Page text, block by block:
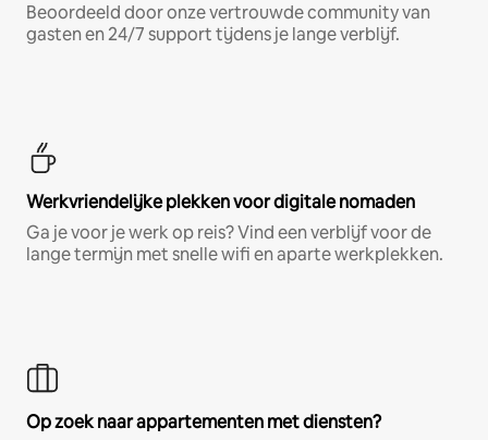
Beoordeeld door onze vertrouwde community van
gasten en 24/7 support tijdens je lange verblijf.
Werkvriendelijke plekken voor digitale nomaden
Ga je voor je werk op reis? Vind een verblijf voor de
lange termijn met snelle wifi en aparte werkplekken.
Op zoek naar appartementen met diensten?